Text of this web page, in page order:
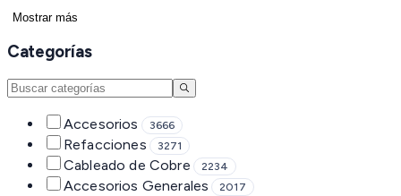
Mostrar más
Categorías
Accesorios 3666
Refacciones 3271
Cableado de Cobre 2234
Accesorios Generales 2017